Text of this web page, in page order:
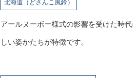
北海道（どさんこ風鈴）
アールヌーボー様式の影響を受けた時
しい姿かたちが特徴です。